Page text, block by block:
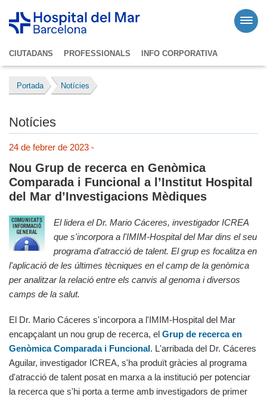
CIUTADANS PROFESSIONALS INFO CORPORATIVA
Portada Notícies
Notícies
24 de febrer de 2023 -
Nou Grup de recerca en Genòmica
Comparada i Funcional a l’Institut Hospital
del Mar d’Investigacions Mèdiques
El lidera el Dr. Mario Cáceres, investigador ICREA
que s'incorpora a l'IMIM-Hospital del Mar dins el seu
programa d'atracció de talent. El grup es focalitza en
l'aplicació de les últimes tècniques en el camp de la genòmica
per analitzar la relació entre els canvis al genoma i diversos
camps de la salut.
El Dr. Mario Cáceres s'incorpora a l'IMIM-Hospital del Mar
encapçalant un nou grup de recerca, el Grup de recerca en
Genòmica Comparada i Funcional. L'arribada del Dr. Cáceres
Aguilar, investigador ICREA, s'ha produït gràcies al programa
d'atracció de talent posat en marxa a la institució per potenciar
la recerca que s'hi porta a terme amb investigadors de primer